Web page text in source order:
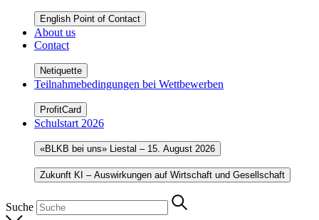
English Point of Contact
About us
Contact
Netiquette
Teilnahmebedingungen bei Wettbewerben
ProfitCard
Schulstart 2026
«BLKB bei uns» Liestal – 15. August 2026
Zukunft KI – Auswirkungen auf Wirtschaft und Gesellschaft
Suche